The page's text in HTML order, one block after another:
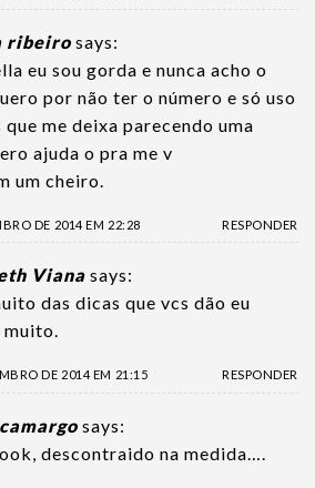
ribeiro says:
eu sou gorda e nunca acho o
por não ter o número e só uso
me deixa parecendo uma
ajuda o pra me v
um cheiro.
DE 2014 EM 22:28 RESPONDER
Viana says:
das dicas que vcs dão eu
muito.
DE 2014 EM 21:15 RESPONDER
says:
descontraido na medida….